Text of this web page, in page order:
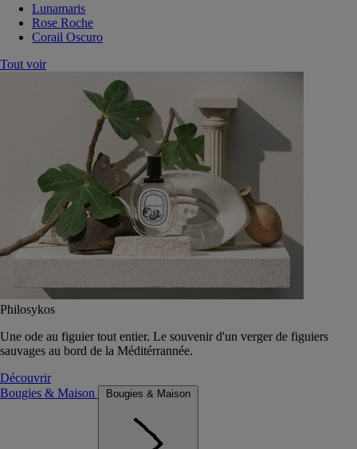
Lunamaris
Rose Roche
Corail Oscuro
Tout voir
Philosykos
Une ode au figuier tout entier. Le souvenir d'un verger de figuiers
sauvages au bord de la Méditérrannée.
Découvrir
Bougies & Maison
Bougies & Maison